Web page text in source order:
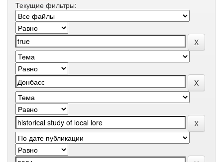
Текущие фильтры: